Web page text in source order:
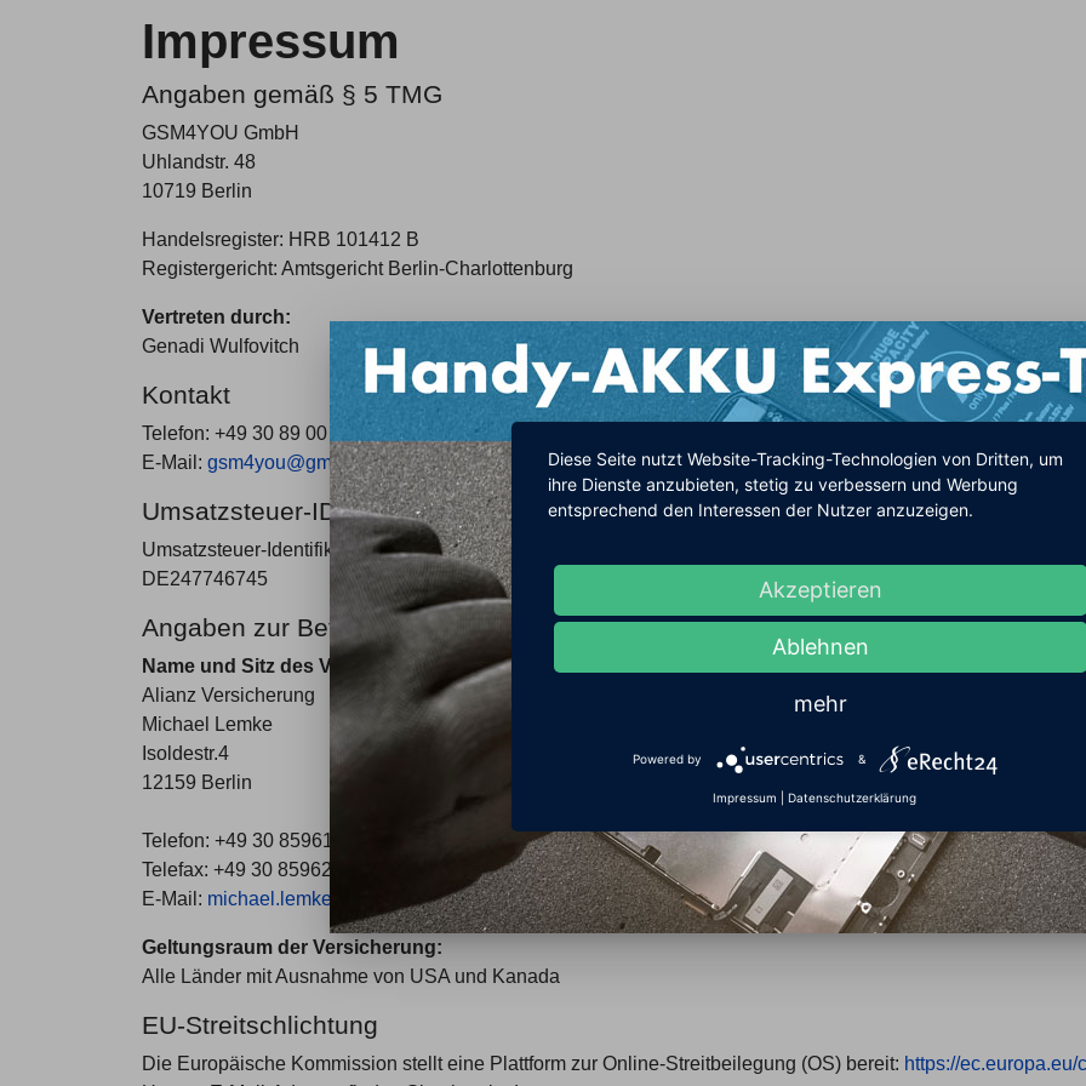
Impressum
Angaben gemäß § 5 TMG
GSM4YOU GmbH
Uhlandstr. 48
10719 Berlin
Handelsregister: HRB 101412 B
Registergericht: Amtsgericht Berlin-Charlottenburg
Vertreten durch:
Genadi Wulfovitch
Kontakt
Telefon: +49 30 89 00 92 27
E-Mail: gsm4you@gmx.de
Umsatzsteuer-ID
Umsatzsteuer-Identifikationsnummer gemäß § 27 a Umsatzsteuergesetz:
DE247746745
Angaben zur Betreibshaftpflicht­versicherung
Name und Sitz des Versicherers:
Alianz Versicherung
Michael Lemke
Isoldestr.4
12159 Berlin
Telefon: +49 30 85961741
Telefax: +49 30 85962453
E-Mail: michael.lemke@allianz.de
Geltungsraum der Versicherung:
Alle Länder mit Ausnahme von USA und Kanada
EU-Streitschlichtung
Die Europäische Kommission stellt eine Plattform zur Online-Streitbeilegung (OS) bereit: https://ec.europa.eu/
Diese Seite nutzt Website-Tracking-Technologien von Dritten, um
ihre Dienste anzubieten, stetig zu verbessern und Werbung
entsprechend den Interessen der Nutzer anzuzeigen.
Akzeptieren
Ablehnen
mehr
Powered by &
Impressum Datenschutzerklärung